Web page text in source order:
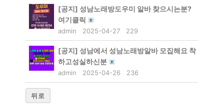
[공지]성남노래방도우미 알바 찾으시는분?
여기클릭
admin 2025-04-27 229
[공지]성남에서 성남노래방알바 모집해요 착
하고성실하신분
admin 2025-04-26 236
뒤로